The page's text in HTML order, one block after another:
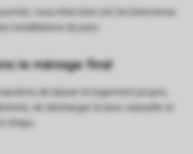
vous êtes bien sûr les bienvenus
installations du parc.
de laisser le logement propre,
de décharger le lave-vaisselle et
draps.